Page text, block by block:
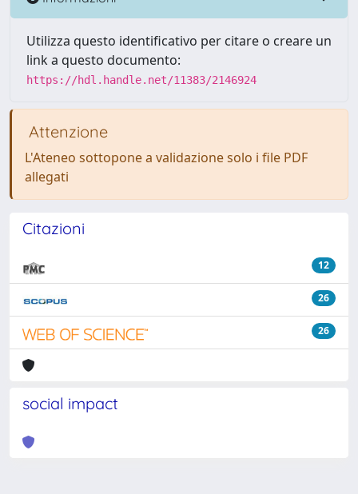
Utilizza questo identificativo per citare o creare un
link a questo documento:
https://hdl.handle.net/11383/2146924
Attenzione
L'Ateneo sottopone a validazione solo i file PDF
allegati
Citazioni
12
26
26
social impact